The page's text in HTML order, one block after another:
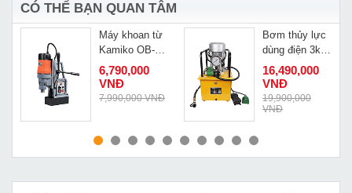
CÓ THỂ BẠN QUAN TÂM
MUA NGAY
Máy khoan từ
Kamiko OB-
23E
6,790,000
VNĐ
7,990,000 VNĐ
MUA NGAY
Bơm thủy lực
dùng điện 3kW
DB300-D1
16,490,000
VNĐ
19,900,000
VNĐ